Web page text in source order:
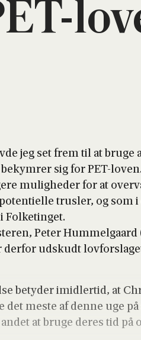
jeg set frem til at bru­ge
sig for PET-
mulig­he­der for at
trus­ler, og som
Fol­ke­tin­get.
Peter Hum­mel­gaard
der­for udskudt
bety­der imid­ler­tid, at
det meste af den­ne uge
at bru­ge deres tid på